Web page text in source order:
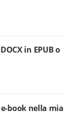
in EPUB o
book nella mia